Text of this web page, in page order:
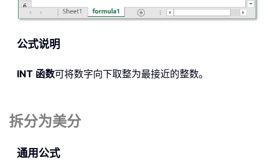
公式说明
INT 函数可将数字向下取整为最接近的整数。
拆分为美分
通用公式